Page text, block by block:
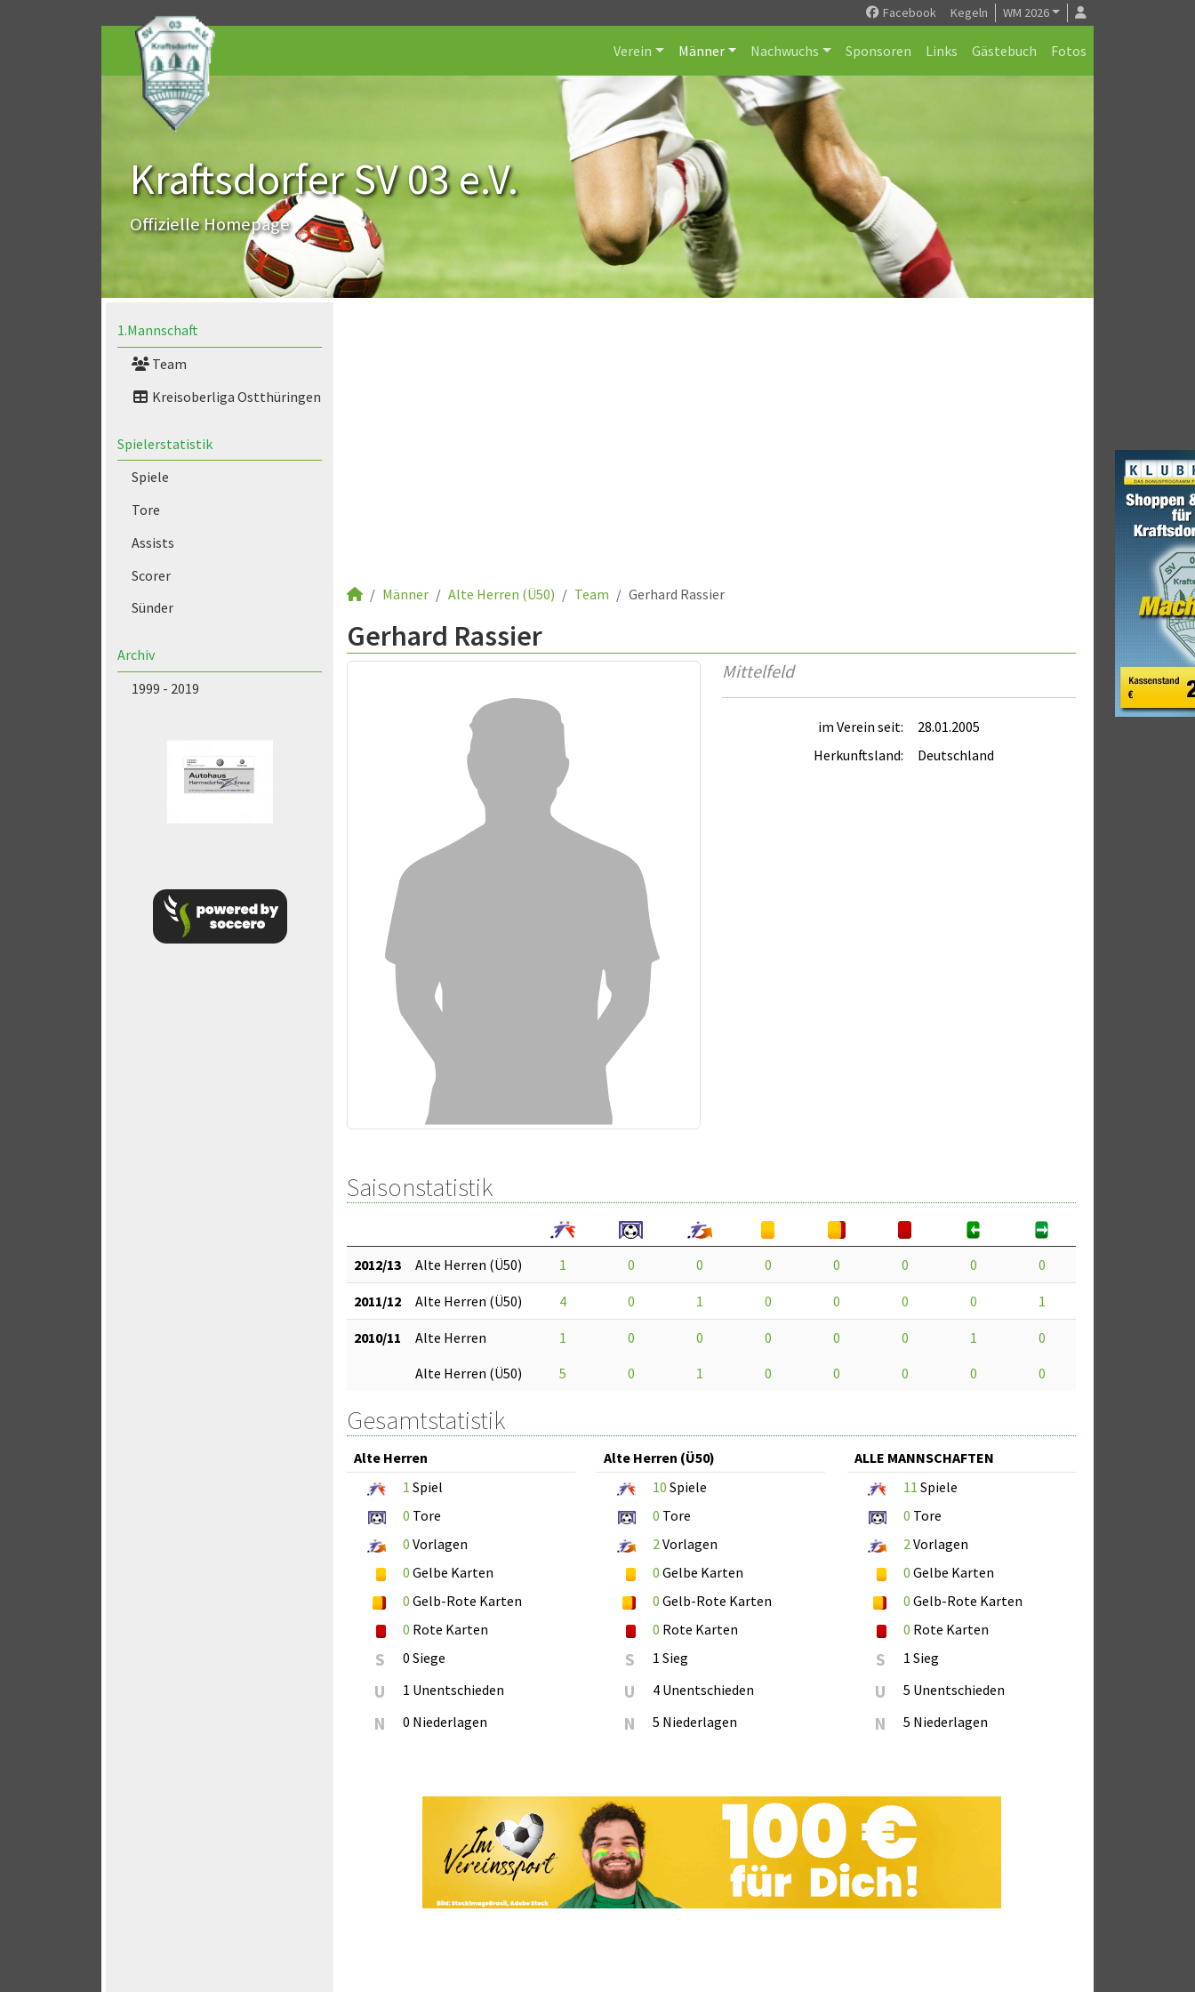
Facebook Kegeln WM 2026
Verein Männer Nachwuchs Sponsoren Links Gästebuch Fotos
Kraftsdorfer SV 03 e.V.
Offizielle Homepage
1.Mannschaft
Team
Kreisoberliga Ostthüringen
Spielerstatistik
Spiele
Tore
Assists
Scorer
Sünder
Archiv
1999 - 2019
Männer Alte Herren (Ü50) Team Gerhard Rassier
Gerhard Rassier
Mittelfeld
im Verein seit:
28.01.2005
Herkunftsland:
Deutschland
Saisonstatistik
2012/13 Alte Herren (Ü50) 1 0 0 0 0 0 0 0
2011/12 Alte Herren (Ü50) 4 0 1 0 0 0 0 1
2010/11 Alte Herren 1 0 0 0 0 0 1
0
Alte Herren (Ü50)
5 0 1 0 0 0 0 0
Gesamtstatistik
Alte Herren
1 Spiel
0 Tore
0 Vorlagen
0 Gelbe Karten
0 Gelb-Rote Karten
0 Rote Karten
S 0 Siege
U 1 Unentschieden
N 0 Niederlagen
Alte Herren (Ü50)
10 Spiele
0 Tore
2Vorlagen
0 Gelbe Karten
0 Gelb-Rote Karten
0 Rote Karten
S 1 Sieg
U 4 Unentschieden
N 5 Niederlagen
ALLE MANNSCHAFTEN
11 Spiele
0 Tore
2Vorlagen
0 Gelbe Karten
0 Gelb-Rote Karten
0 Rote Karten
S 1 Sieg
U 5 Unentschieden
N 5 Niederlagen